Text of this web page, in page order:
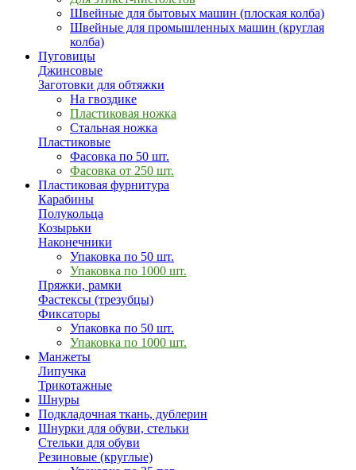
Швейные для бытовых машин (плоская колба)
Швейные для промышленных машин (круглая
колба)
Пуговицы
Джинсовые
Заготовки для обтяжки
На гвоздике
Пластиковая ножка
Стальная ножка
Пластиковые
Фасовка по 50 шт.
Фасовка от 250 шт.
Пластиковая фурнитура
Карабины
Полукольца
Козырьки
Наконечники
Упаковка по 50 шт.
Упаковка по 1000 шт.
Пряжки, рамки
Фастексы (трезубцы)
Фиксаторы
Упаковка по 50 шт.
Упаковка по 1000 шт.
Манжеты
Липучка
Трикотажные
Шнуры
Подкладочная ткань, дублерин
Шнурки для обуви, стельки
Стельки для обуви
Резиновые (круглые)